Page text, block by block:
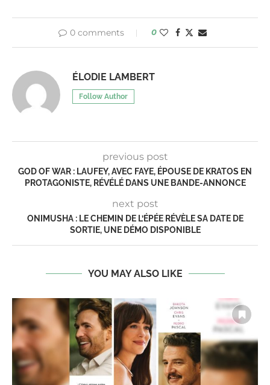
0 comments 0
ÉLODIE LAMBERT
Follow Author
previous post
GOD OF WAR : LAUFEY, AVEC FAYE, ÉPOUSE DE KRATOS EN
PROTAGONISTE, RÉVÉLÉ DANS UNE BANDE-ANNONCE
next post
ONIMUSHA : LE CHEMIN DE L’ÉPÉE RÉVÈLE SA DATE DE
SORTIE, UNE DÉMO DISPONIBLE
YOU MAY ALSO LIKE